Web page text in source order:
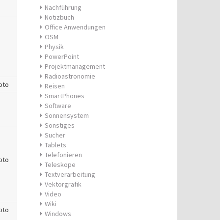
Nachführung
Notizbuch
Office Anwendungen
OSM
Physik
PowerPoint
Projektmanagement
Radioastronomie
Reisen
SmartPhones
Software
Sonnensystem
Sonstiges
Sucher
Tablets
Telefonieren
Teleskope
Textverarbeitung
Vektorgrafik
Video
Wiki
Windows